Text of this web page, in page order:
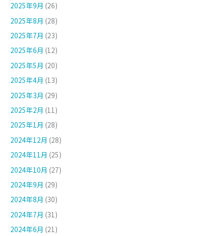
2025年9月 (26)
2025年8月 (28)
2025年7月 (23)
2025年6月 (12)
2025年5月 (20)
2025年4月 (13)
2025年3月 (29)
2025年2月 (11)
2025年1月 (28)
2024年12月 (28)
2024年11月 (25)
2024年10月 (27)
2024年9月 (29)
2024年8月 (30)
2024年7月 (31)
2024年6月 (21)